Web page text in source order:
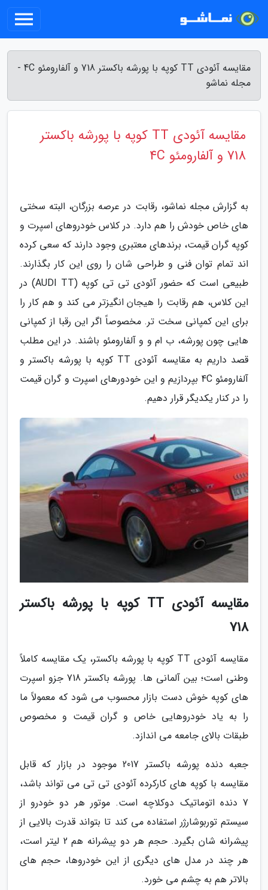
مقایسه آئودی TT کوپه با پورشه باکستر 718 و آلفارومئو 4C -
مجله نماشو
مقایسه آئودی TT کوپه با پورشه باکستر
718 و آلفارومئو 4C
به گزارش مجله نماشو، رقابت در عرصه بزرگان، البته سختی
های خاص خودش را هم دارد. در کلاس خودروهای اسپرت و
کوپه گران قیمت، برندهای معتبری وجود دارند که سعی کرده
اند تمام توان فنی و طراحی شان را روی این کار بگذارند.
طبیعی است که حضور آئودی تی تی کوپه (AUDI TT) در
این کلاس، هم رقابت را هیجان انگیزتر می کند و هم کار را
برای این کمپانی سخت تر. مخصوصاً اگر این رقبا از کمپانی
هایی چون پورشه، ب ام و و آلفارومئو باشند. در این مطلب
قصد داریم به مقایسه آئودی TT کوپه با پورشه باکستر و
آلفارومئو 4C بپردازیم و این خودورهای اسپرت و گران قیمت
را در کنار یکدیگر قرار دهیم.
مقایسه آئودی TT کوپه با پورشه باکستر
718
مقایسه آئودی TT کوپه با پورشه باکستر، یک مقایسه کاملاً
وطنی است؛ بین آلمانی ها. پورشه باکستر 718 جزو اسپرت
های کوپه خوش دست بازار محسوب می شود که معمولاً ما
را به یاد خودروهایی خاص و گران قیمت و مخصوص
طبقات بالای جامعه می اندازد.
جعبه دنده پورشه باکستر 2017 موجود در بازار که قابل
مقایسه با کوپه های کارکرده آئودی تی تی می تواند باشد،
7 دنده اتوماتیک دوکلاچه است. موتور هر دو خودرو از
سیستم توربوشارژر استفاده می کند تا بتواند قدرت بالایی از
پیشرانه شان بگیرد. حجم هر دو پیشرانه هم 2 لیتر است،
هر چند در مدل های دیگری از این خودروها، حجم های
بالاتر هم به چشم می خورد.